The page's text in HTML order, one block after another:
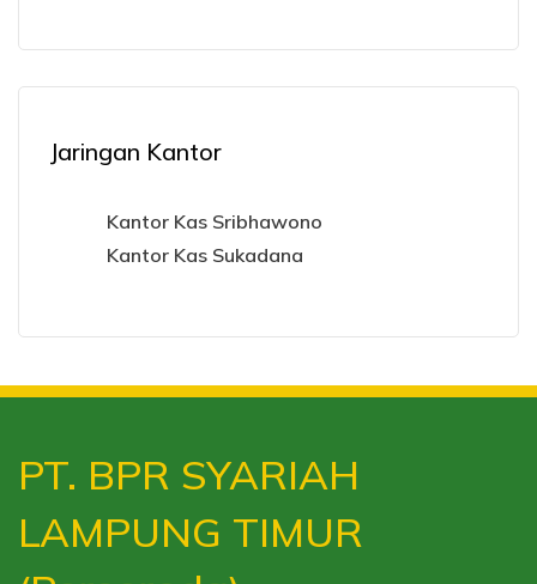
Jaringan Kantor
Kantor Kas Sribhawono
Kantor Kas Sukadana
PT. BPR SYARIAH
LAMPUNG TIMUR